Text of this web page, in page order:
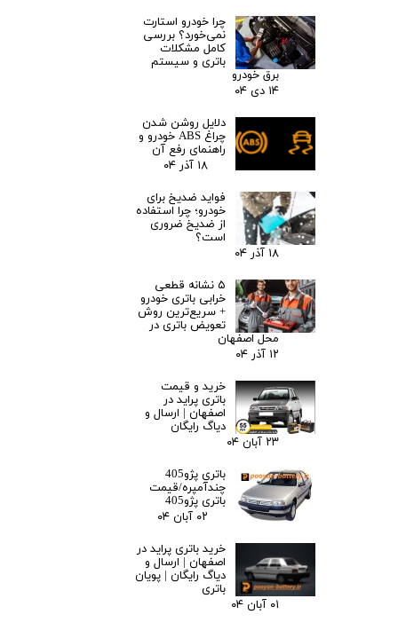
چرا خودرو استارت
نمی‌خورد؟ بررسی
کامل مشکلات
باتری و سیستم
برق خودرو
۱۴ دی ۰۴
دلایل روشن شدن
چراغ ABS خودرو و
راهنمای رفع آن
۱۸ آذر ۰۴
فواید ضدیخ برای
خودرو؛ چرا استفاده
از ضدیخ ضروری
است؟
۱۸ آذر ۰۴
۵ نشانه قطعی
خرابی باتری خودرو
+ سریع‌ترین روش
تعویض باتری در
محل اصفهان
۱۲ آذر ۰۴
خرید و قیمت
باتری پراید در
اصفهان | ارسال و
دیاگ رایگان
۲۳ آبان ۰۴
باتری پژو405
چندآمپره/قیمت
باتری پژو405
۰۲ آبان ۰۴
خرید باتری پراید در
اصفهان | ارسال و
دیاگ رایگان | پویان
باتری
۰۱ آبان ۰۴